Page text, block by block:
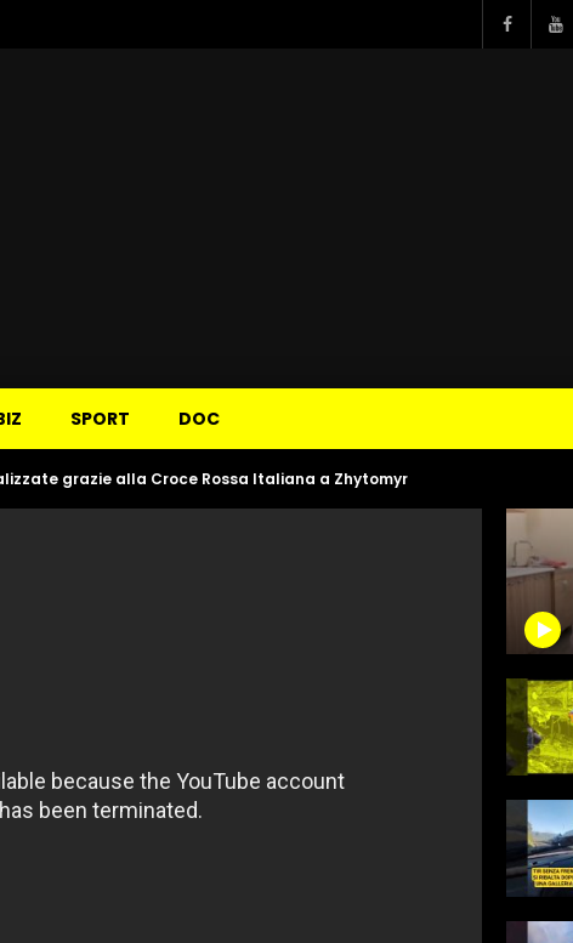
SPORT DOC
grazie alla Croce Rossa Italiana a Zhytomyr